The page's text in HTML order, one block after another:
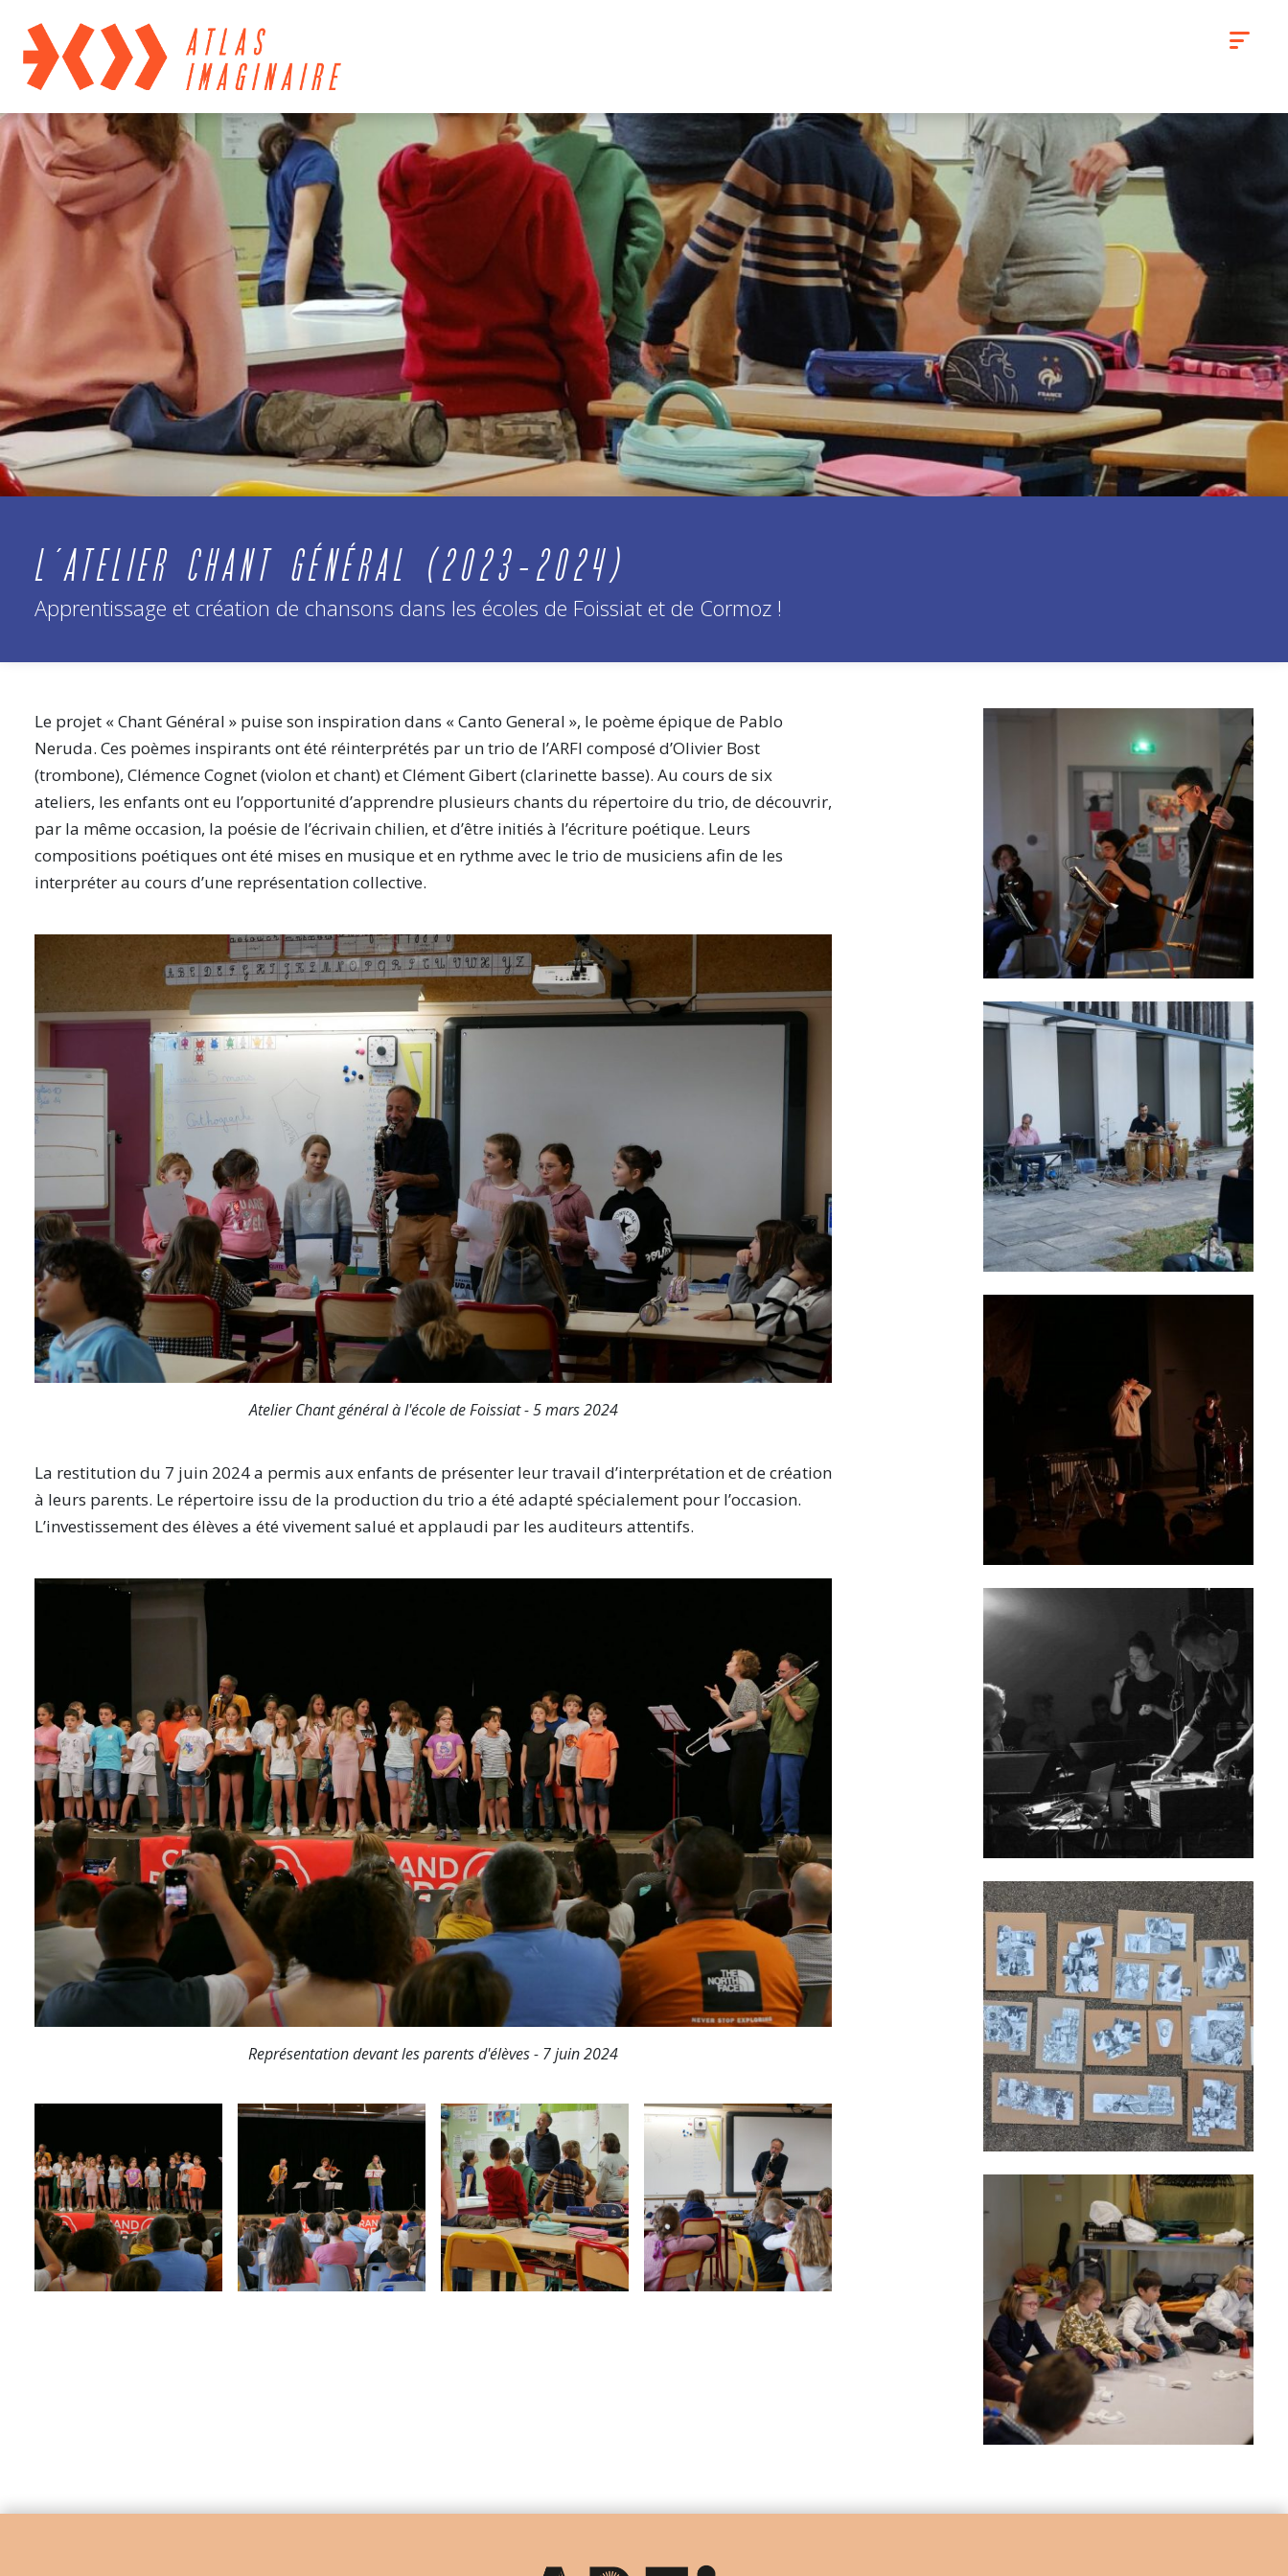
L’ATELIER CHANT GÉNÉRAL (2023-2024)
Apprentissage et création de chansons dans les écoles de Foissiat et de Cormoz !
Le projet « Chant Général » puise son inspiration dans « Canto General », le poème épique de Pablo
Neruda. Ces poèmes inspirants ont été réinterprétés par un trio de l’ARFI composé d’Olivier Bost
(trombone), Clémence Cognet (violon et chant) et Clément Gibert (clarinette basse). Au cours de six
ateliers, les enfants ont eu l’opportunité d’apprendre plusieurs chants du répertoire du trio, de découvrir,
par la même occasion, la poésie de l’écrivain chilien, et d’être initiés à l’écriture poétique. Leurs
compositions poétiques ont été mises en musique et en rythme avec le trio de musiciens afin de les
interpréter au cours d’une représentation collective.
Atelier Chant général à l'école de Foissiat - 5 mars 2024
La restitution du 7 juin 2024 a permis aux enfants de présenter leur travail d’interprétation et de création
à leurs parents. Le répertoire issu de la production du trio a été adapté spécialement pour l’occasion.
L’investissement des élèves a été vivement salué et applaudi par les auditeurs attentifs.
Représentation devant les parents d'élèves - 7 juin 2024